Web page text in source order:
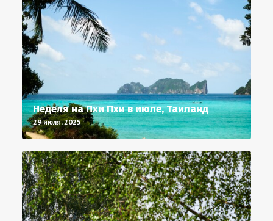
Неделя на Пхи Пхи в июле, Таиланд
29 июля, 2025